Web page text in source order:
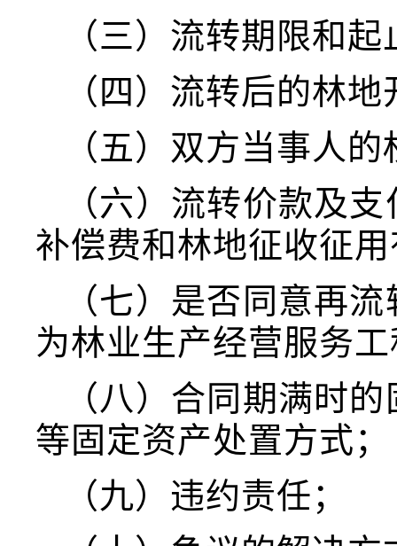
（三）流转期限和
（四）流转后的林
（五）双方当事人
（六）流转价款及
补偿费和林地征收征
（七）是否同意再
为林业生产经营服务
（八）合同期满时
等固定资产处置方式；
（九）违约责任；